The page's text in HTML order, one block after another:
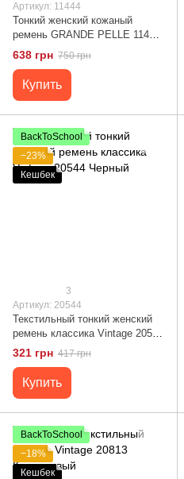
Артикул: 11444
Тонкий женский кожаный
ремень GRANDE PELLE 11444
Бежевый
638 грн 750 грн
Купить
BackToSchool
−23%
Кешбек
3
Артикул: 20544
Текстильный тонкий женский
ремень классика Vintage 20544
Черный
321 грн 417 грн
Купить
BackToSchool
−18%
Кешбек